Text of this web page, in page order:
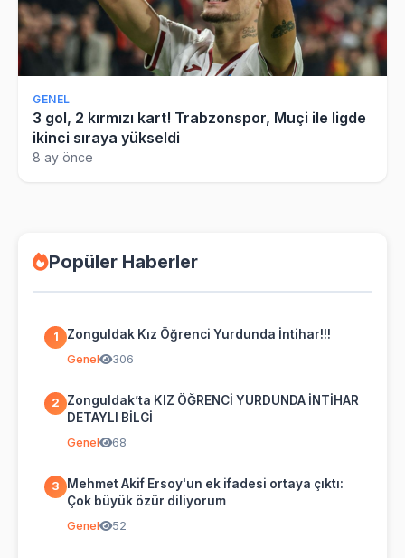
GENEL
3 gol, 2 kırmızı kart! Trabzonspor, Muçi ile ligde
ikinci sıraya yükseldi
8 ay önce
Popüler Haberler
1 Zonguldak Kız Öğrenci Yurdunda İntihar!!!
Genel 306
2
Zonguldak’ta KIZ ÖĞRENCİ YURDUNDA İNTİHAR
DETAYLI BİLGİ
Genel 68
3
Mehmet Akif Ersoy'un ek ifadesi ortaya çıktı:
Çok büyük özür diliyorum
Genel 52